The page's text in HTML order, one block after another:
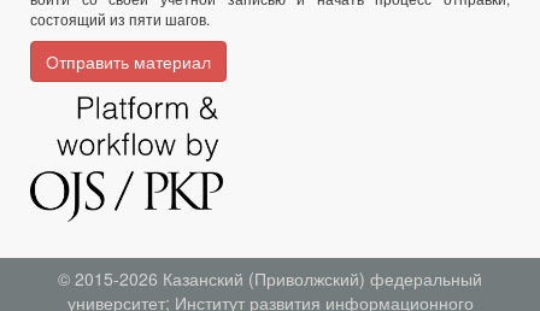
состоящий из пяти шагов.
Отправить материал
© 2015-2026 Казанский (Приволжский) федеральный
университет; Институт развития информационного